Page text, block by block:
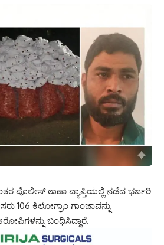
ಪೊಲೀಸ್‌ ಠಾಣಾ ವ್ಯಾಪ್ತಿಯಲ್ಲಿ ನಡೆದ ಭರ್ಜರಿ
106 ಕಿಲೋಗ್ರಾಂ ಗಾಂಜಾವನ್ನು
ಬಂಧಿಸಿದ್ದಾರೆ.